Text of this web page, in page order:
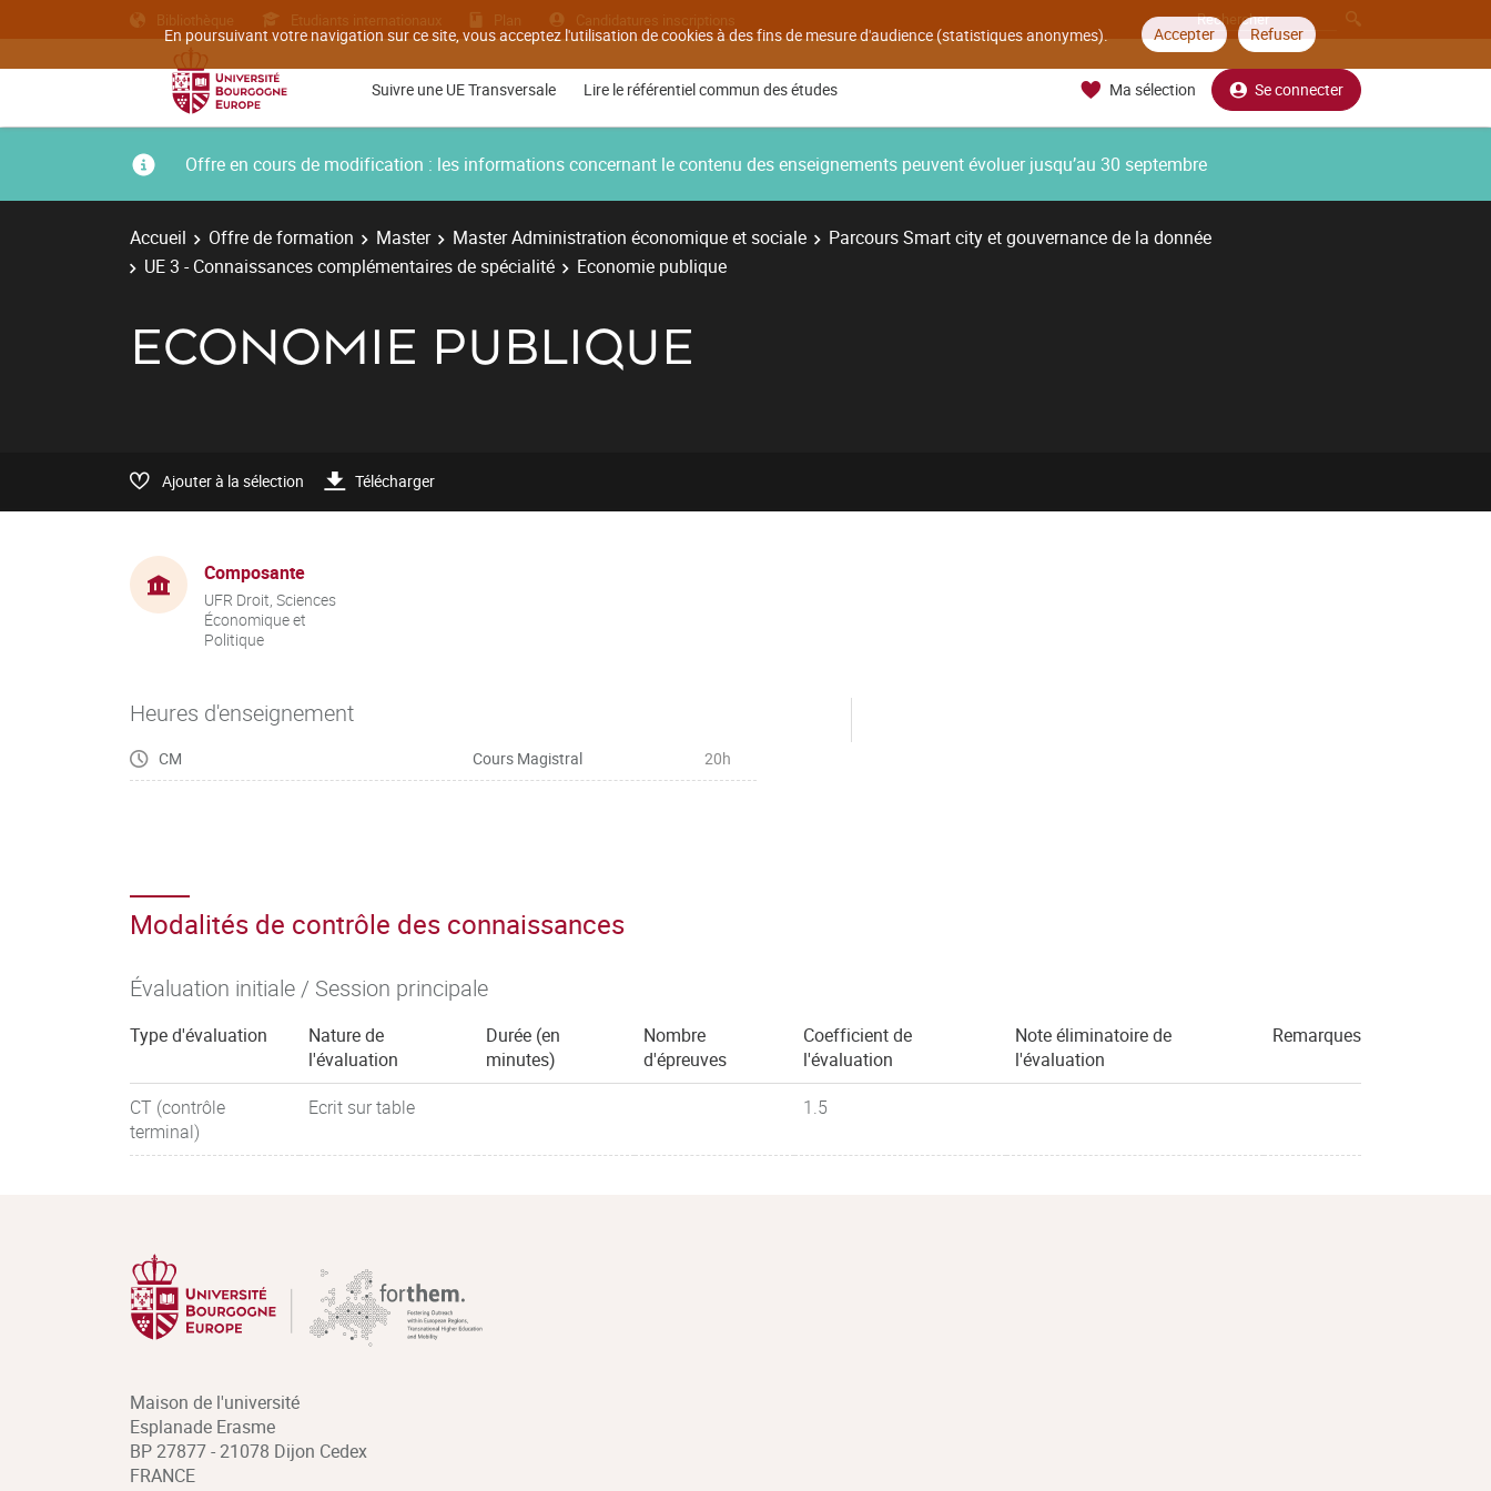
En poursuivant votre navigation sur ce site, vous acceptez l'utilisation de cookies à des fins de mesure d'audience (statistiques anonymes). Accepter Refuser
Bibliothèque Etudiants internationaux Plan Candidatures inscriptions
Suivre une UE Transversale Lire le référentiel commun des études Ma sélection Se connecter
Offre en cours de modification : les informations concernant le contenu des enseignements peuvent évoluer jusqu’au 30 septembre
Accueil Offre de formation Master Master Administration économique et sociale
Parcours Smart city et gouvernance de la donnée
UE 3 - Connaissances complémentaires de spécialité
Economie publique
ECONOMIE PUBLIQUE
Ajouter à la sélection Télécharger
Composante
UFR Droit, Sciences
Économique et
Politique
Heures d'enseignement
CM Cours Magistral 20h
Modalités de contrôle des connaissances
Évaluation initiale / Session principale
Type d'évaluation
Nature de
l'évaluation
Durée (en
minutes)
Nombre
d'épreuves
Coefficient de
l'évaluation
Note éliminatoire de
l'évaluation
Remarques
CT (contrôle
terminal)
Ecrit sur table 1.5
Maison de l'université
Esplanade Erasme
BP 27877 - 21078 Dijon Cedex
FRANCE